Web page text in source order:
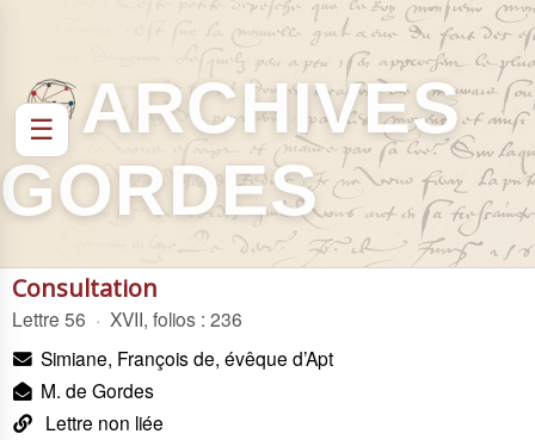
ARCHIVES
GORDES
☰
Consultation
Lettre 56 · XVII, folios : 236
Simiane, François de, évêque d’Apt
M. de Gordes
Lettre non liée